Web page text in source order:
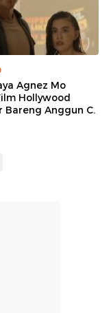
Agnez Mo
Hollywood
Bareng Anggun C.